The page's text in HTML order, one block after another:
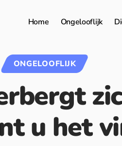
Home Ongelooflijk
ONGELOOFLIJK
u het